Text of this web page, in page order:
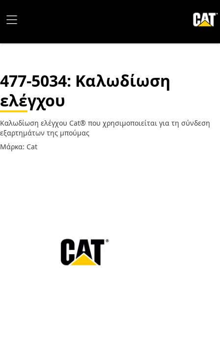
477-5034: Καλωδίωση
ελέγχου
Καλωδίωση ελέγχου Cat® που χρησιμοποιείται για τη σύνδεση
εξαρτημάτων της μπούμας
Μάρκα: Cat